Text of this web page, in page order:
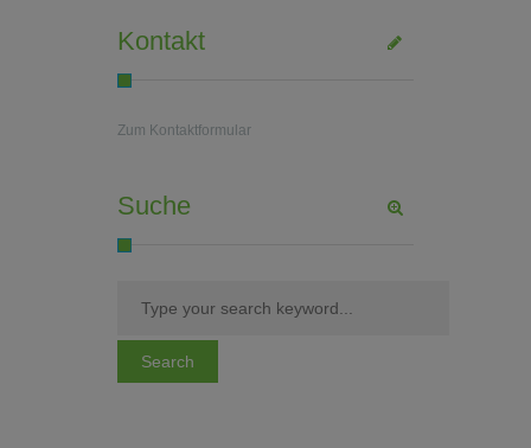
Kontakt
Zum Kontaktformular
Suche